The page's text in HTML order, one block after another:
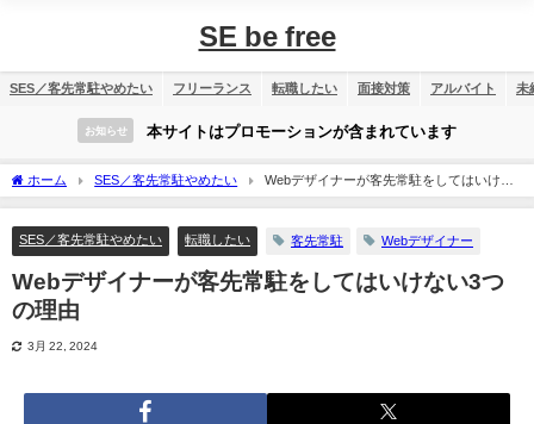
SE be free
SES／客先常駐やめたい フリーランス 転職したい 面接対策 アルバイト 未
お知らせ 本サイトはプロモーションが含まれています
ホーム SES／客先常駐やめたい
Webデザイナーが客先常駐をしてはいけな
い3つの理由
SES／客先常駐やめたい 転職したい 客先常駐 Webデザイナー
Webデザイナーが客先常駐をしてはいけない3つ
の理由
3月 22, 2024